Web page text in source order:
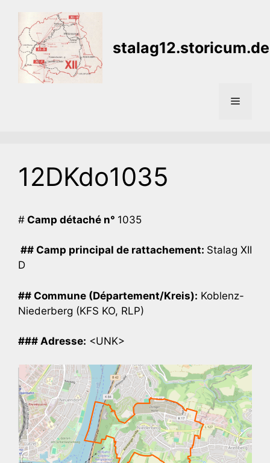
contenu
stalag12.storicum.de
Menu
12DKdo1035
# Camp détaché n° 1035
## Camp principal de rattachement: Stalag XII
D
## Commune (Département/Kreis): Koblenz-
Niederberg (KFS KO, RLP)
### Adresse: <UNK>